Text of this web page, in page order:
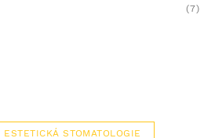
(7)
ESTETICKÁ STOMATOLOGIE